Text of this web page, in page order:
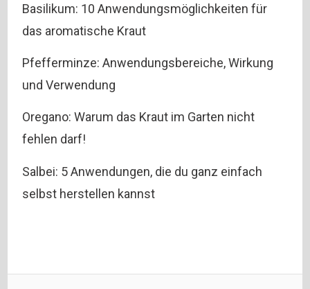
Basilikum: 10 Anwendungsmöglichkeiten für
das aromatische Kraut
Pfefferminze: Anwendungsbereiche, Wirkung
und Verwendung
Oregano: Warum das Kraut im Garten nicht
fehlen darf!
Salbei: 5 Anwendungen, die du ganz einfach
selbst herstellen kannst